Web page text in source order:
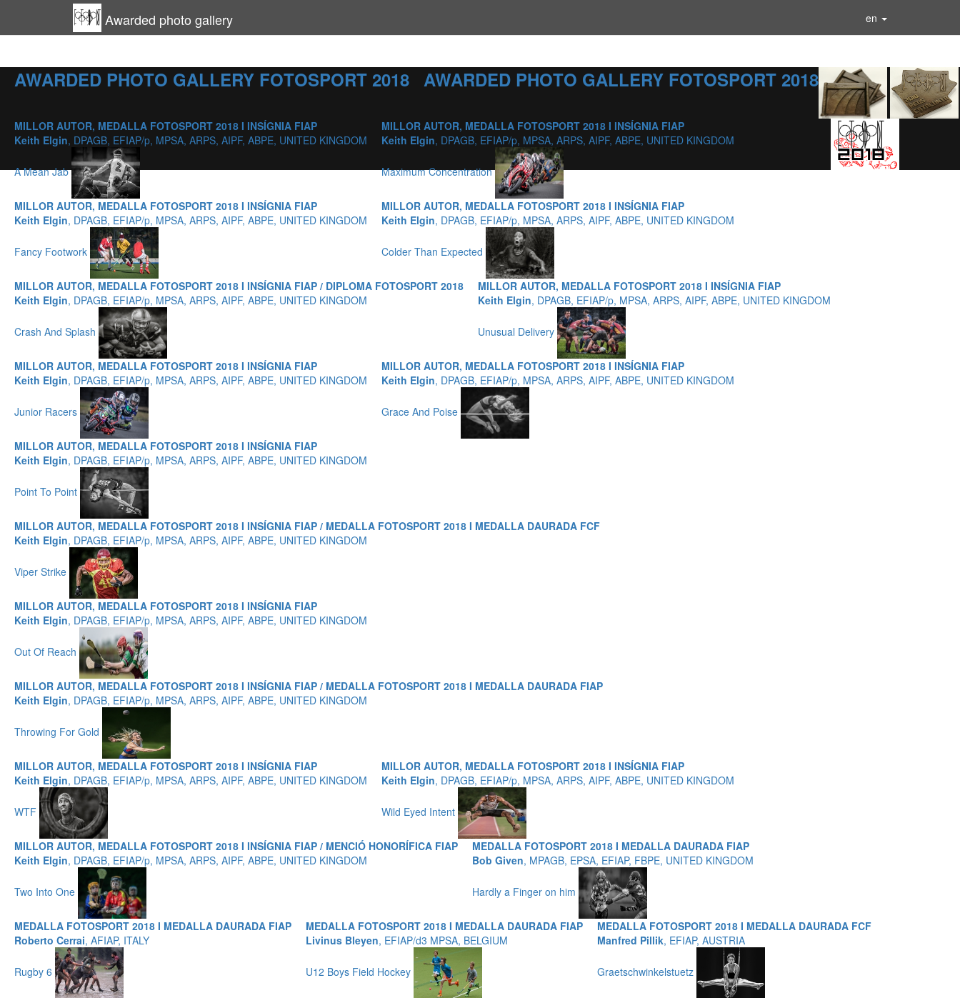
Awarded photo gallery en
AWARDED PHOTO GALLERY FOTOSPORT 2018 AWARDED PHOTO GALLERY FOTOSPORT 2018
MILLOR AUTOR, MEDALLA FOTOSPORT 2018 I INSÍGNIA FIAP
Keith Elgin, DPAGB, EFIAP/p, MPSA, ARPS, AIPF, ABPE, UNITED KINGDOM
A Mean Jab
MILLOR AUTOR, MEDALLA FOTOSPORT 2018 I INSÍGNIA FIAP
Keith Elgin, DPAGB, EFIAP/p, MPSA, ARPS, AIPF, ABPE, UNITED KINGDOM
Maximum Concentration
MILLOR AUTOR, MEDALLA FOTOSPORT 2018 I INSÍGNIA FIAP
Keith Elgin, DPAGB, EFIAP/p, MPSA, ARPS, AIPF, ABPE, UNITED KINGDOM
Fancy Footwork
MILLOR AUTOR, MEDALLA FOTOSPORT 2018 I INSÍGNIA FIAP
Keith Elgin, DPAGB, EFIAP/p, MPSA, ARPS, AIPF, ABPE, UNITED KINGDOM
Colder Than Expected
MILLOR AUTOR, MEDALLA FOTOSPORT 2018 I INSÍGNIA FIAP / DIPLOMA FOTOSPORT 2018
Keith Elgin, DPAGB, EFIAP/p, MPSA, ARPS, AIPF, ABPE, UNITED KINGDOM
Crash And Splash
MILLOR AUTOR, MEDALLA FOTOSPORT 2018 I INSÍGNIA FIAP
Keith Elgin, DPAGB, EFIAP/p, MPSA, ARPS, AIPF, ABPE, UNITED KINGDOM
Unusual Delivery
MILLOR AUTOR, MEDALLA FOTOSPORT 2018 I INSÍGNIA FIAP
Keith Elgin, DPAGB, EFIAP/p, MPSA, ARPS, AIPF, ABPE, UNITED KINGDOM
Junior Racers
MILLOR AUTOR, MEDALLA FOTOSPORT 2018 I INSÍGNIA FIAP
Keith Elgin, DPAGB, EFIAP/p, MPSA, ARPS, AIPF, ABPE, UNITED KINGDOM
Grace And Poise
MILLOR AUTOR, MEDALLA FOTOSPORT 2018 I INSÍGNIA FIAP
Keith Elgin, DPAGB, EFIAP/p, MPSA, ARPS, AIPF, ABPE, UNITED KINGDOM
Point To Point
MILLOR AUTOR, MEDALLA FOTOSPORT 2018 I INSÍGNIA FIAP / MEDALLA FOTOSPORT 2018 I MEDALLA DAURADA FCF
Keith Elgin, DPAGB, EFIAP/p, MPSA, ARPS, AIPF, ABPE, UNITED KINGDOM
Viper Strike
MILLOR AUTOR, MEDALLA FOTOSPORT 2018 I INSÍGNIA FIAP
Keith Elgin, DPAGB, EFIAP/p, MPSA, ARPS, AIPF, ABPE, UNITED KINGDOM
Out Of Reach
MILLOR AUTOR, MEDALLA FOTOSPORT 2018 I INSÍGNIA FIAP / MEDALLA FOTOSPORT 2018 I MEDALLA DAURADA FIAP
Keith Elgin, DPAGB, EFIAP/p, MPSA, ARPS, AIPF, ABPE, UNITED KINGDOM
Throwing For Gold
MILLOR AUTOR, MEDALLA FOTOSPORT 2018 I INSÍGNIA FIAP
Keith Elgin, DPAGB, EFIAP/p, MPSA, ARPS, AIPF, ABPE, UNITED KINGDOM
WTF
MILLOR AUTOR, MEDALLA FOTOSPORT 2018 I INSÍGNIA FIAP
Keith Elgin, DPAGB, EFIAP/p, MPSA, ARPS, AIPF, ABPE, UNITED KINGDOM
Wild Eyed Intent
MILLOR AUTOR, MEDALLA FOTOSPORT 2018 I INSÍGNIA FIAP / MENCIÓ HONORÍFICA FIAP
Keith Elgin, DPAGB, EFIAP/p, MPSA, ARPS, AIPF, ABPE, UNITED KINGDOM
Two Into One
MEDALLA FOTOSPORT 2018 I MEDALLA DAURADA FIAP
Bob Given, MPAGB, EPSA, EFIAP, FBPE, UNITED KINGDOM
Hardly a Finger on him
MEDALLA FOTOSPORT 2018 I MEDALLA DAURADA FIAP
Roberto Cerrai, AFIAP, ITALY
Rugby 6
MEDALLA FOTOSPORT 2018 I MEDALLA DAURADA FIAP
Livinus Bleyen, EFIAP/d3 MPSA, BELGIUM
U12 Boys Field Hockey
MEDALLA FOTOSPORT 2018 I MEDALLA DAURADA FCF
Manfred Pillik, EFIAP, AUSTRIA
Graetschwinkelstuetz